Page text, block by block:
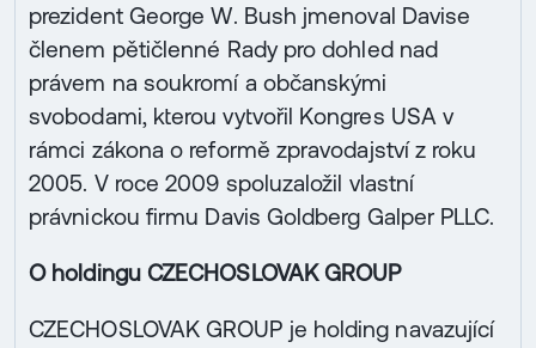
prezident George W. Bush jmenoval Davise
členem pětičlenné Rady pro dohled nad
právem na soukromí a občanskými
svobodami, kterou vytvořil Kongres USA v
rámci zákona o reformě zpravodajství z roku
2005. V roce 2009 spoluzaložil vlastní
právnickou firmu Davis Goldberg Galper PLLC.
O holdingu CZECHOSLOVAK GROUP
CZECHOSLOVAK GROUP je holding navazující